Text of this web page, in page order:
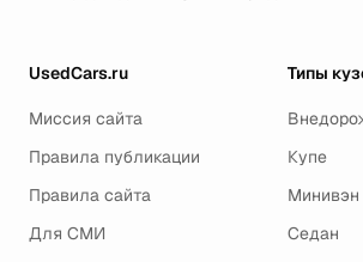
UsedCars.ru
Миссия сайта
Правила публикации
Правила сайта
Для СМИ
Типы
Купе
Минивэн
Седан